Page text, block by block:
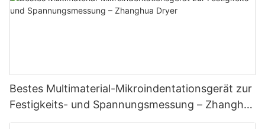
Bestes Multimaterial-Mikroindentationsgerät zur
Festigkeits- und Spannungsmessung – Zhanghua
Dryer